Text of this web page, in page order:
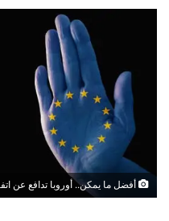
أفضل ما يمكن.. أوروبا تدافع عن